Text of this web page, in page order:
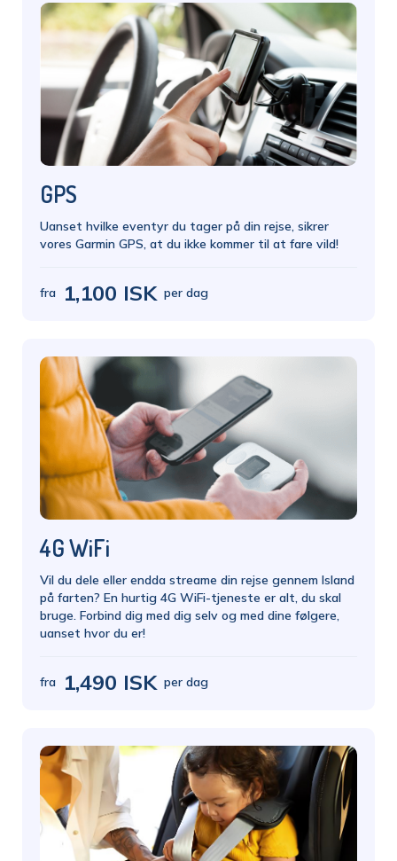
GPS
Uanset hvilke eventyr du tager på din rejse, sikrer
vores Garmin GPS, at du ikke kommer til at fare vild!
fra 1,100 ISK per dag
4G WiFi
Vil du dele eller endda streame din rejse gennem Island
på farten? En hurtig 4G WiFi-tjeneste er alt, du skal
bruge. Forbind dig med dig selv og med dine følgere,
uanset hvor du er!
fra 1,490 ISK per dag